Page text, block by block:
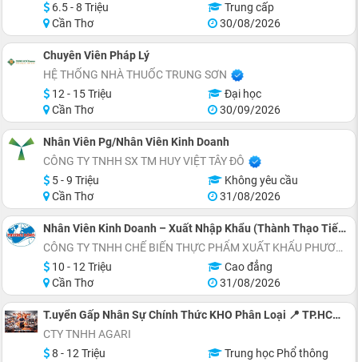
6.5 - 8 Triệu
Trung cấp
Cần Thơ
30/08/2026
Chuyên Viên Pháp Lý
HỆ THỐNG NHÀ THUỐC TRUNG SƠN
12 - 15 Triệu
Đại học
Cần Thơ
30/09/2026
Nhân Viên Pg/Nhân Viên Kinh Doanh
CÔNG TY TNHH SX TM HUY VIỆT TÂY ĐÔ
5 - 9 Triệu
Không yêu cầu
Cần Thơ
31/08/2026
Nhân Viên Kinh Doanh – Xuất Nhập Khẩu (Thành Thạo Tiếng Trung)
CÔNG TY TNHH CHẾ BIẾN THỰC PHẨM XUẤT KHẨU PHƯƠNG ĐÔNG
10 - 12 Triệu
Cao đẳng
Cần Thơ
31/08/2026
T.uyển Gấp Nhân Sự Chính Thức KHO Phân Loại 📍 TP.HCM: Quận 12, Tân Bình, Bình Tân!
CTY TNHH AGARI
8 - 12 Triệu
Trung học Phổ thông